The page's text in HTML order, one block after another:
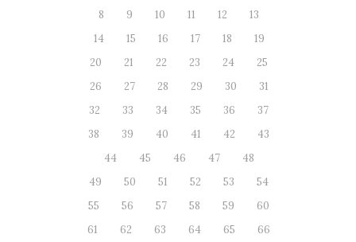
8
9 10 11 12
13
14
15 16 17 18
19
20
21 22 23 24
25
26
27 28 29 30
31
32
33 34 35 36
37
38
39 40 41 42
43
44
45 46 47
48
49
50 51 52 53
54
55
56 57 58 59
60
61
62 63 64 65
66